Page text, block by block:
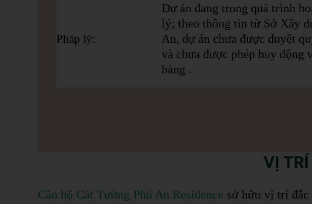
Pháp lý:
Dự án đang trong quá trình
lý; theo thông tin từ Sở Xây
An, dự án chưa được duyệt
và chưa được phép huy động
hàng .
VỊ TRÍ
Căn hộ Cát Tường Phú An Residence sở hữu vị trí